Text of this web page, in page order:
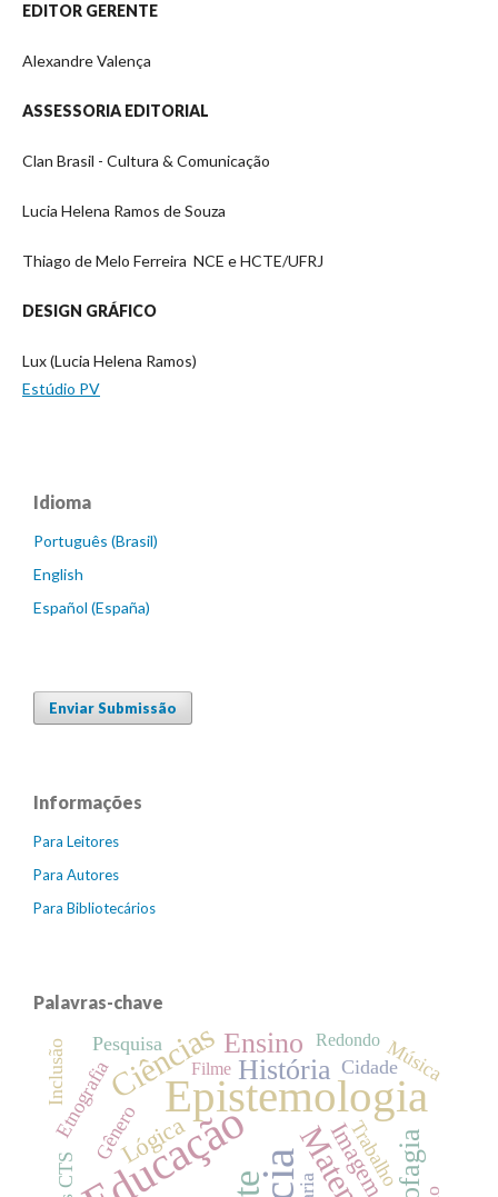
EDITOR GERENTE
Alexandre Valença
ASSESSORIA EDITORIAL
Clan Brasil - Cultura & Comunicação
Lucia Helena Ramos de Souza
Thiago de Melo Ferreira NCE e HCTE/UFRJ
DESIGN GRÁFICO
Lux (Lucia Helena Ramos)
Estúdio PV
Idioma
Português (Brasil)
English
Español (España)
Enviar Submissão
Informações
Para Leitores
Para Autores
Para Bibliotecários
Palavras-chave
Educação
Epistemologia
Ciências História
Ensino
Lógica Imagem
Cidade
Etnografia Música
Gênero Trabalho
Pesquisa
Inclusão Filme
Redondo